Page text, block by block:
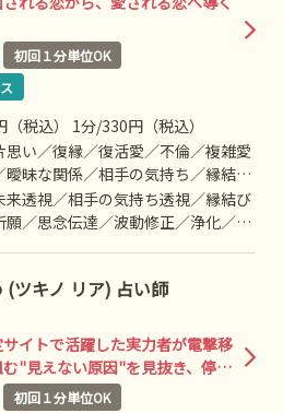
初回１分単位OK
税込） 1分/330円（税込）
思い／復縁／復活愛／不倫／複雑愛
曖昧な関係／相手の気持ち／縁結び
結婚／夫婦問題／家庭問題／仕事／
生相談／未来の選択／心願成就／願
来透視／相手の気持ち透視／縁結び
願／思念伝達／波動修正／浄化／祈
(ツキノ リア) 占い師
イトで活躍した実力者が電撃移
"見えない原因"を見抜き、停滞
へと動かす本格霊能者降臨！
初回１分単位OK